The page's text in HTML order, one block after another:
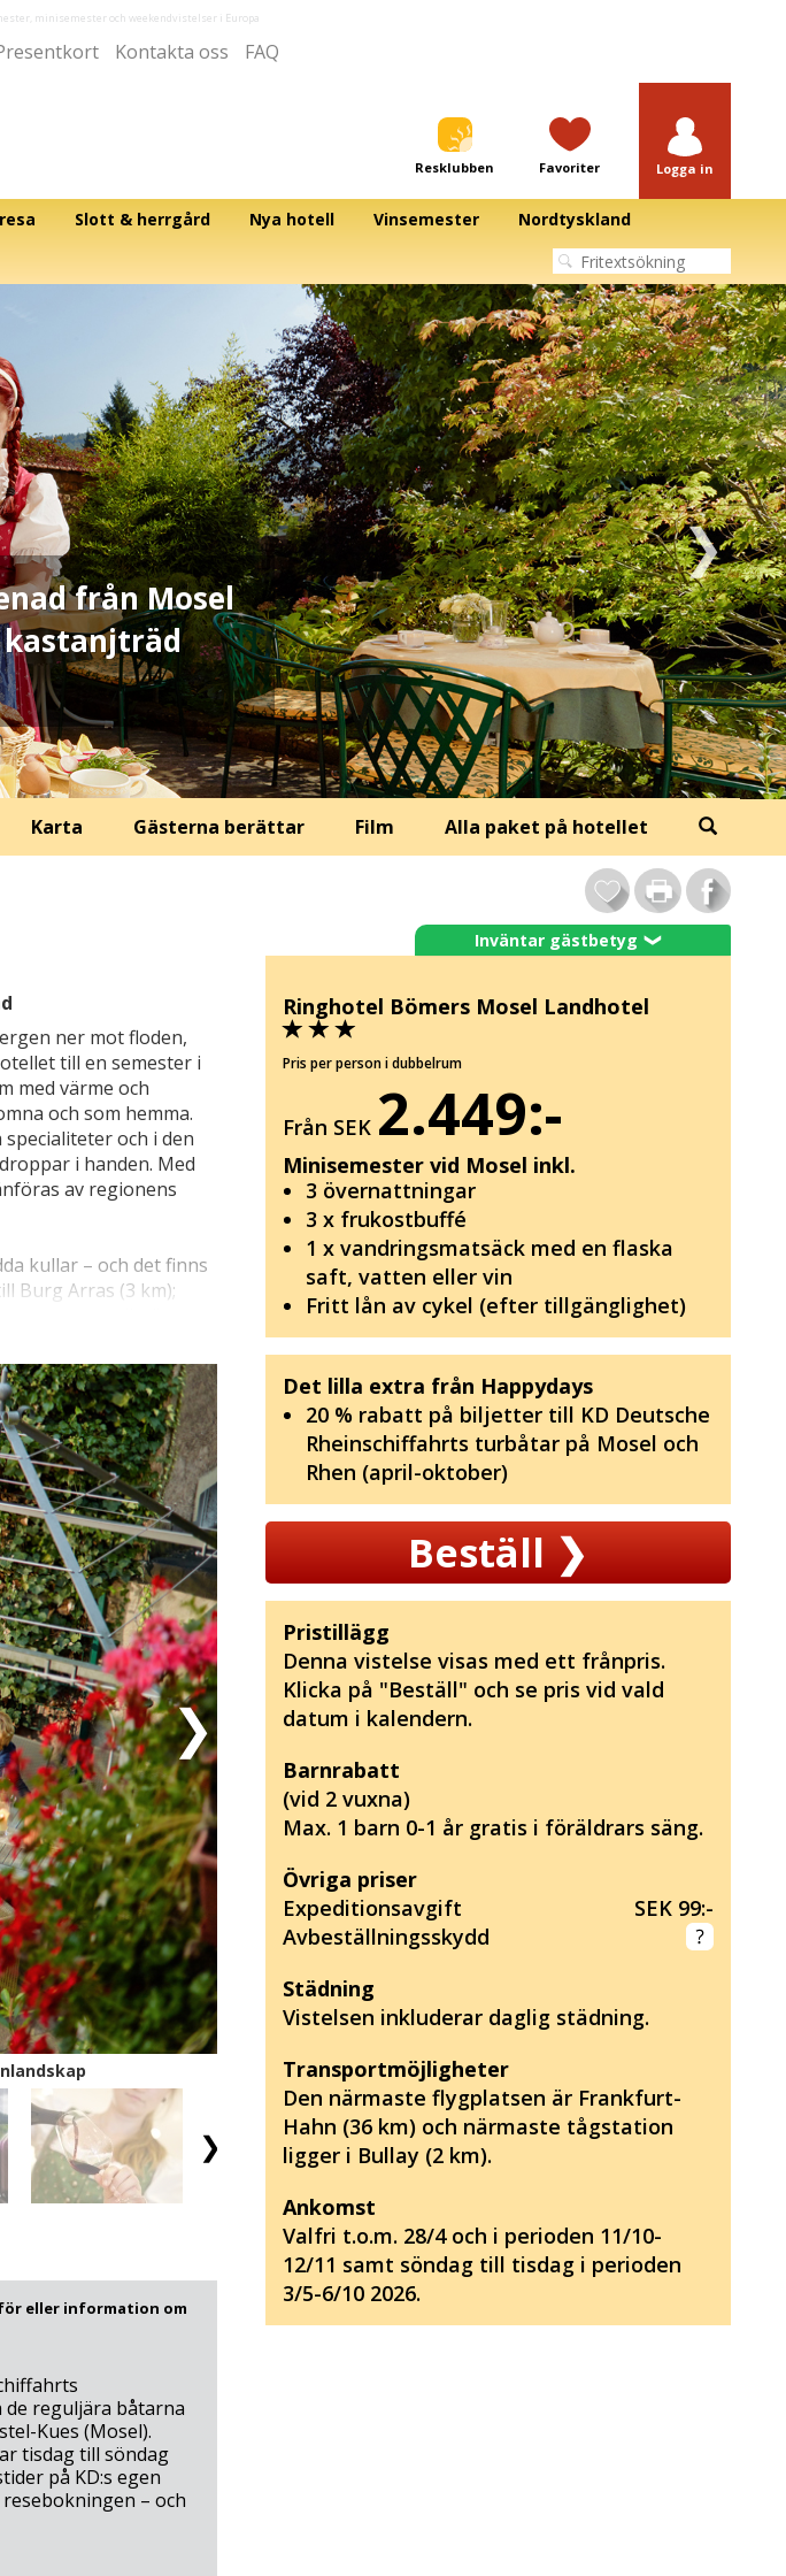
minisemester och weekendvistelser i Europa
Kontakta oss FAQ
Resklubben Favoriter Logga in
Slott & herrgård Nya hotell Vinsemester Nordtyskland
från Mosel
kastanjträd
Karta Gästerna berättar Film Alla paket på hotellet
ner mot floden,
till en semester i
med värme och
och som hemma.
och i den
i handen. Med
av regionens
kullar – och det finns
Burg Arras (3 km);
(31 km), känd för sin
och vinbutiker. Den
och vill du
bort, där du bland
effekt. För cyklister
Moselsteigens
återvända till
medan kvällssolen
njuta av det
plats där natur,
om du söker
din komfortabla bas
eller information om
de reguljära båtarna
Kues (Mosel).
tisdag till söndag
på KD:s egen
– och
Inväntar gästbetyg❯
Ringhotel Bömers Mosel Landhotel
Pris per person i dubbelrum
Från SEK 2.449:-
Minisemester vid Mosel inkl.
3 övernattningar
3 x frukostbuffé
1 x vandringsmatsäck med en flaska
saft, vatten eller vin
Fritt lån av cykel (efter tillgänglighet)
Det lilla extra från Happydays
20 % rabatt på biljetter till KD Deutsche
Rheinschiffahrts turbåtar på Mosel och
Rhen (april-oktober)
Beställ❯
Pristillägg
Denna vistelse visas med ett frånpris.
Klicka på "Beställ" och se pris vid vald
datum i kalendern.
Barnrabatt
(vid 2 vuxna)
Max. 1 barn 0-1 år gratis i föräldrars säng.
Övriga priser
Expeditionsavgift
SEK 99:-
Avbeställningsskydd
Städning
Vistelsen inkluderar daglig städning.
Transportmöjligheter
Den närmaste flygplatsen är Frankfurt-
Hahn (36 km) och närmaste tågstation
ligger i Bullay (2 km).
Ankomst
Valfri t.o.m. 28/4 och i perioden 11/10-
12/11 samt söndag till tisdag i perioden
3/5-6/10 2026.